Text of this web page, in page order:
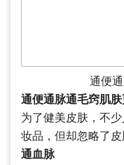
通便
通便通脉通毛窍肌肤
为了健美皮肤，不
妆品，但却忽略了皮
通血脉